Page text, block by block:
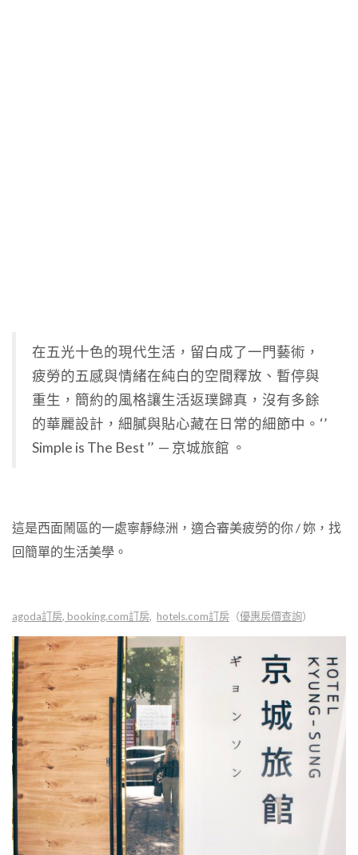
在五光十色的現代生活，留白成了一門藝術，
疲勞的五感與情緒在純白的空間釋放、暫停與
重生， 簡約的風格讓生活返璞歸真，沒有多餘
的華麗設計，細膩與貼心藏在日常的細節中。 ‘’
Simple is The Best ’’ — 京城旅館 。
這是西面鬧區的一處寧靜綠洲， 適合審美疲勞的你 /妳，找
回簡單的生活美學。
agoda訂房, booking.com訂房, hotels.com訂房 （優惠房價查詢）